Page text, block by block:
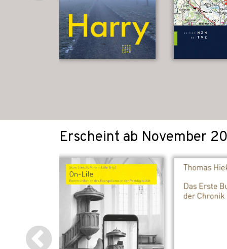
Erscheint ab November